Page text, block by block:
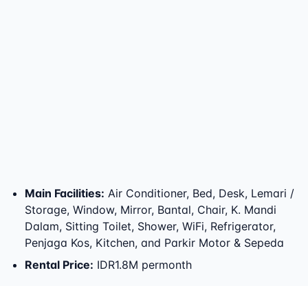
Main Facilities: Air Conditioner, Bed, Desk, Lemari /
Storage, Window, Mirror, Bantal, Chair, K. Mandi
Dalam, Sitting Toilet, Shower, WiFi, Refrigerator,
Penjaga Kos, Kitchen, and Parkir Motor & Sepeda
Rental Price: IDR1.8M permonth